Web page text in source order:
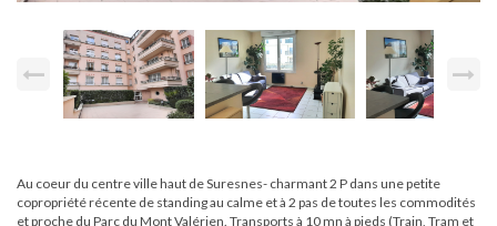
Au coeur du centre ville haut de Suresnes- charmant 2 P dans une petite
copropriété récente de standing au calme et à 2 pas de toutes les commodités
et proche du Parc du Mont Valérien. Transports à 10 mn à pieds (Train, Tram et